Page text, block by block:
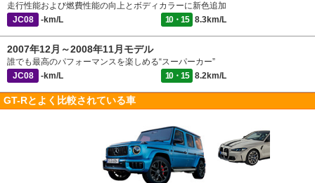
走行性能および燃費性能の向上とボディカラーに新色追加
JC08
-km/L 10・15 8.3km/L
2007年12月～2008年11月モデル
誰でも最高のパフォーマンスを楽しめる“スーパーカー”
JC08
-km/L 10・15 8.2km/L
GT-Rとよく比較されている車